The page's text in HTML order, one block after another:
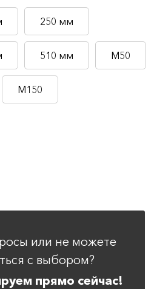
250 мм
510 мм М50
М150
или не можете
с выбором?
прямо сейчас!